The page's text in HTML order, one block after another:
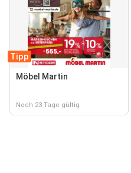
Tipp
Möbel Martin
Noch 23 Tage gültig